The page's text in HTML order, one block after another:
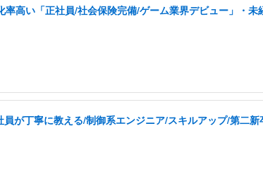
高い「正社員/社会保険完備/ゲーム業界デビュー」・未
が丁寧に教える/制御系エンジニア/スキルアップ/第二新